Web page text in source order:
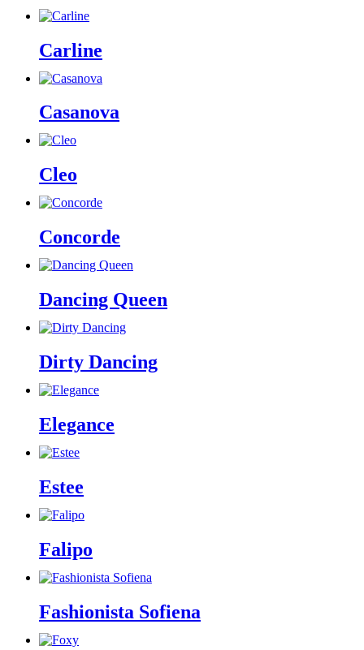
Carline
Casanova
Cleo
Concorde
Dancing Queen
Dirty Dancing
Elegance
Estee
Falipo
Fashionista Sofiena